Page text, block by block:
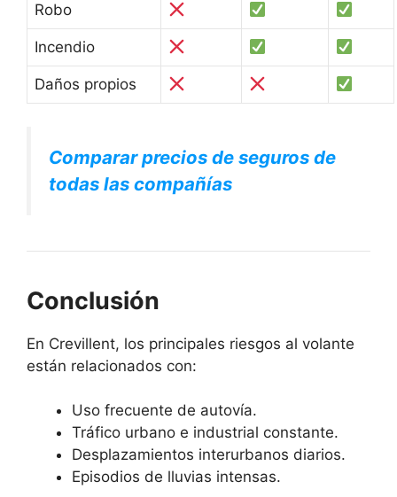
Robo
Incendio
Daños propios
Comparar precios de seguros de
todas las compañías
Conclusión
En Crevillent, los principales riesgos al volante
están relacionados con:
Uso frecuente de autovía.
Tráfico urbano e industrial constante.
Desplazamientos interurbanos diarios.
Episodios de lluvias intensas.